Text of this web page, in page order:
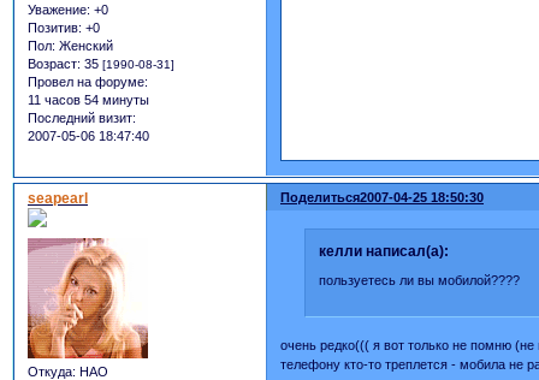
Уважение: +0
Позитив: +0
Пол: Женский
Возраст: 35 [1990-08-31]
Провел на форуме:
11 часов 54 минуты
Последний визит:
2007-05-06 18:47:40
Поделиться2007-04-25 18:50:30
seapearl
Откуда: НАО
келли написал(а):
пользуетесь ли вы мобилой????
очень редко((( я вот только не помню
телефону кто-то треплется - мобила не